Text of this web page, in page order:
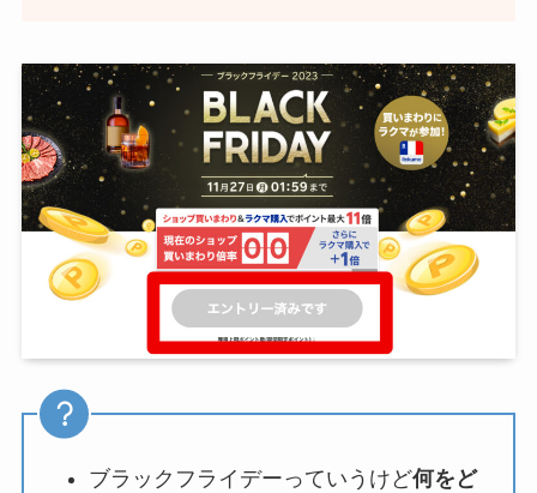
ブラックフライデーっていうけど何をど